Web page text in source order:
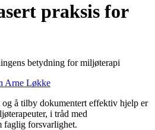
praksis for
betydning for miljøterapi
Arne Løkke
å tilby dokumentert effektiv hjelp er
i tråd med
faglig forsvarlighet.